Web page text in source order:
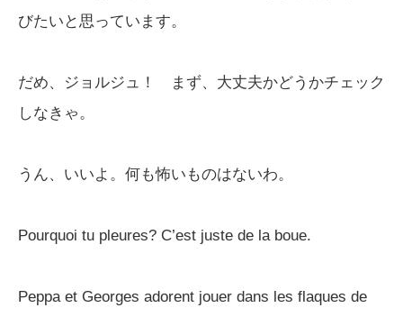
びたいと思っています。
だめ、ジョルジュ！ まず、大丈夫かどうかチェック
しなきゃ。
うん、いいよ。何も怖いものはないわ。
Pourquoi tu pleures? C’est juste de la boue.
Peppa et Georges adorent jouer dans les flaques de